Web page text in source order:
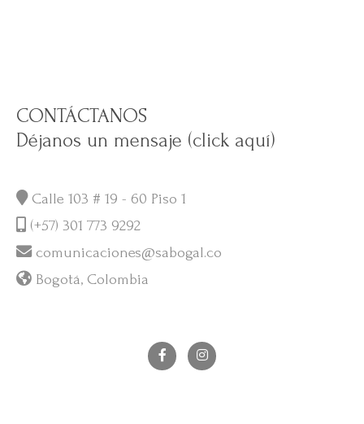
CONTÁCTANOS
Déjanos un mensaje (click aquí)
Calle 103 # 19 - 60 Piso 1
(+57) 301 773 9292
comunicaciones@sabogal.co
Bogotá, Colombia